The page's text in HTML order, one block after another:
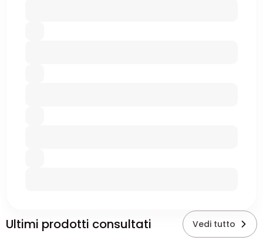
Ultimi prodotti consultati Vedi tutto